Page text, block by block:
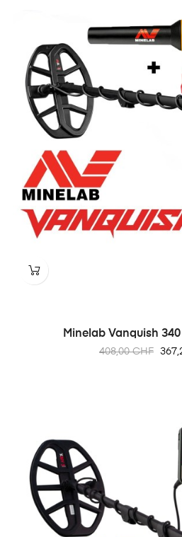
Minelab Vanquish
Prix
408,00 CHF Prix